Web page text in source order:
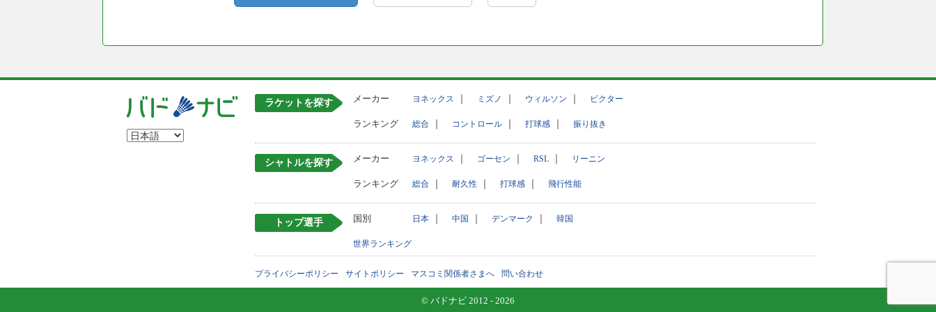
ラケットを探す メーカー ヨネックス ｜ ミズノ ｜ ウィルソン ｜ ビクター
ランキング 総合 ｜ コントロール ｜ 打球感 ｜ 振り抜き
シャトルを探す メーカー ヨネックス ｜ ゴーセン ｜ RSL ｜ リーニン
ランキング 総合 ｜ 耐久性 ｜ 打球感 ｜ 飛行性能
トップ選手 国別 日本 ｜ 中国 ｜ デンマーク ｜ 韓国
世界ランキング
プライバシーポリシー サイトポリシー マスコミ関係者さまへ 問い合わせ
© バドナビ 2012 - 2026